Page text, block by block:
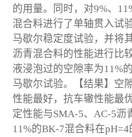
的用量。同时，对9%、
混合料进行了单轴贯入试
马歇尔稳定度试验，并将
沥青混合料的性能进行比
液浸泡过的空隙率为11%
马歇尔试验。【结果】空
性能最好，抗车辙性能最
定性能与SMA-5、AC-5沥
11%的BK-7混合料在